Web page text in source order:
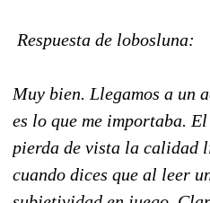
Respuesta de lobosluna:
Muy bien. Llegamos a un
es lo que me importaba.
pierda de vista la calidad
cuando dices que al leer